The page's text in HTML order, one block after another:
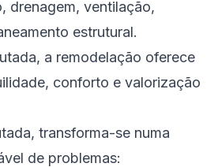
drenagem, ventilação,
estrutural.
a remodelação oferece
conforto e valorização
transforma-se numa
de problemas: